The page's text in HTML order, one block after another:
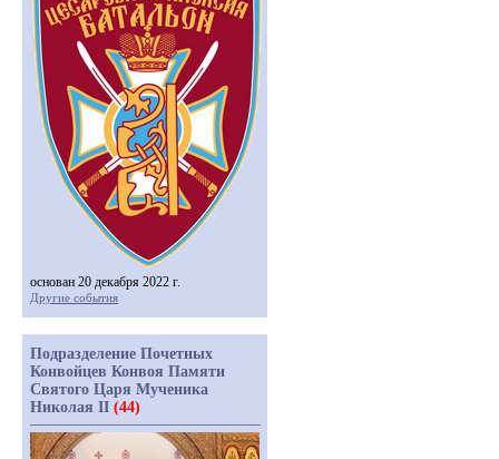
основан 20 декабря 2022 г.
Другие события
Подразделение Почетных
Конвойцев Конвоя Памяти
Святого Царя Мученика
Николая II (44)